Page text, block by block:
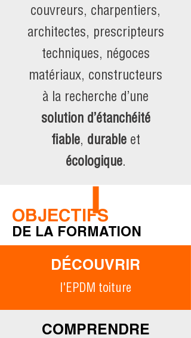
couvreurs, charpentiers,
architectes, prescripteurs
techniques, négoces
matériaux, constructeurs
à la recherche d’une
solution d’étanchéité
fiable, durableet
écologique.
OBJECT IFS
DE LA FORMATION
DÉCOUVRIR
l'EPDM toiture
COMPRENDRE